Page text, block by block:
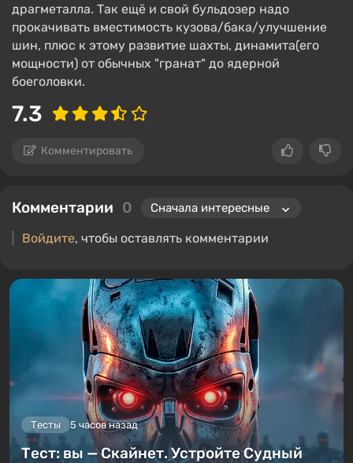
драгметалла. Так ещё и свой бульдозер надо
прокачивать вместимость кузова/бака/улучшение
шин, плюс к этому развитие шахты, динамита(его
мощности) от обычных "гранат" до ядерной
боеголовки.
7.3
Комментировать
Комментарии 0
Войдите, чтобы оставлять комментарии
Тесты 5 часов назад
Тест: вы — Скайнет. Устройте Судный